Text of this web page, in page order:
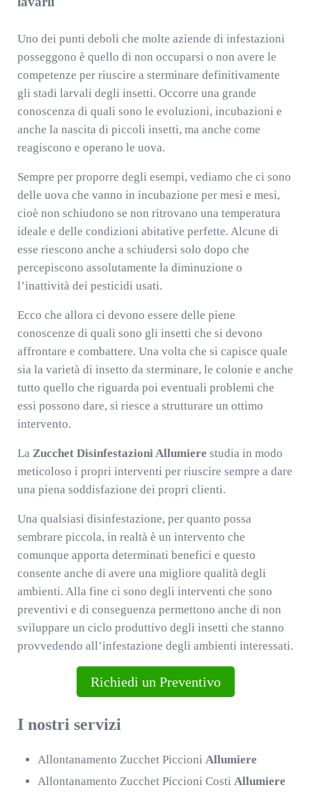
Uno dei punti deboli che molte aziende di infestazioni
posseggono è quello di non occuparsi o non avere le
competenze per riuscire a sterminare definitivamente
gli stadi larvali degli insetti. Occorre una grande
conoscenza di quali sono le evoluzioni, incubazioni e
anche la nascita di piccoli insetti, ma anche come
reagiscono e operano le uova.
Sempre per proporre degli esempi, vediamo che ci sono
delle uova che vanno in incubazione per mesi e mesi,
cioè non schiudono se non ritrovano una temperatura
ideale e delle condizioni abitative perfette. Alcune di
esse riescono anche a schiudersi solo dopo che
percepiscono assolutamente la diminuzione o
l’inattività dei pesticidi usati.
Ecco che allora ci devono essere delle piene
conoscenze di quali sono gli insetti che si devono
affrontare e combattere. Una volta che si capisce quale
sia la varietà di insetto da sterminare, le colonie e anche
tutto quello che riguarda poi eventuali problemi che
essi possono dare, si riesce a strutturare un ottimo
intervento.
La Zucchet Disinfestazioni Allumiere studia in modo
meticoloso i propri interventi per riuscire sempre a dare
una piena soddisfazione dei propri clienti.
Una qualsiasi disinfestazione, per quanto possa
sembrare piccola, in realtà è un intervento che
comunque apporta determinati benefici e questo
consente anche di avere una migliore qualità degli
ambienti. Alla fine ci sono degli interventi che sono
preventivi e di conseguenza permettono anche di non
sviluppare un ciclo produttivo degli insetti che stanno
provvedendo all’infestazione degli ambienti interessati.
Richiedi un Preventivo
I nostri servizi
Allontanamento Zucchet PiccioniAllumiere
Allontanamento Zucchet Piccioni CostiAllumiere